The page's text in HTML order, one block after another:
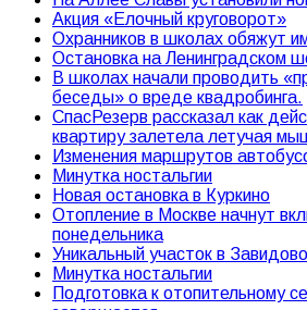
Акция «Елочный круговорот»
Охранников в школах обяжут
Остановка на Ленинградском
В школах начали проводить
беседы» о вреде квадробинга.
СпасРезерв рассказал как
квартиру залетела летучая
Изменения маршрутов
Минутка ностальгии
Новая остановка в Куркино
Отопление в Москве начнут
понедельника
Уникальный участок в Завидово
Минутка ностальгии
Подготовка к отопительному